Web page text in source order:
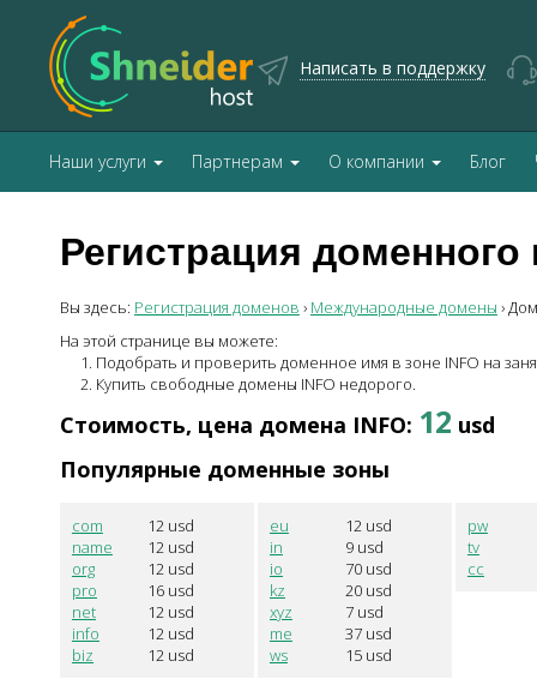
Написать в поддержку
Наши услуги Партнерам О компании Блог
Регистрация
Вы здесь: Регистрация доменов › Международные домены ›
На этой странице вы можете:
Подобрать и проверить доменное имя в зоне INFO на
Купить свободные домены INFO недорого.
Стоимость, цена домена INFO: 12 usd
Популярные доменные зоны
com 12 usd
name
12 usd
org
12 usd
pro
16 usd
net
12 usd
info
12 usd
biz
12 usd
eu 12 usd
in
9 usd
io
70 usd
kz
20 usd
xyz
7 usd
me
37 usd
ws
15 usd
pw
tv
cc